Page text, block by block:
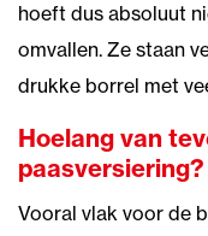
hoeft dus absoluut
omvallen. Ze staan
drukke borrel met
Hoelang van
paasversiering?
Vooral vlak voor de